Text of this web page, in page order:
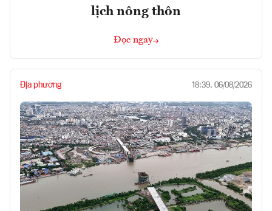
lịch nông thôn
Đọc ngay
Địa phương 18:39, 06/08/2026